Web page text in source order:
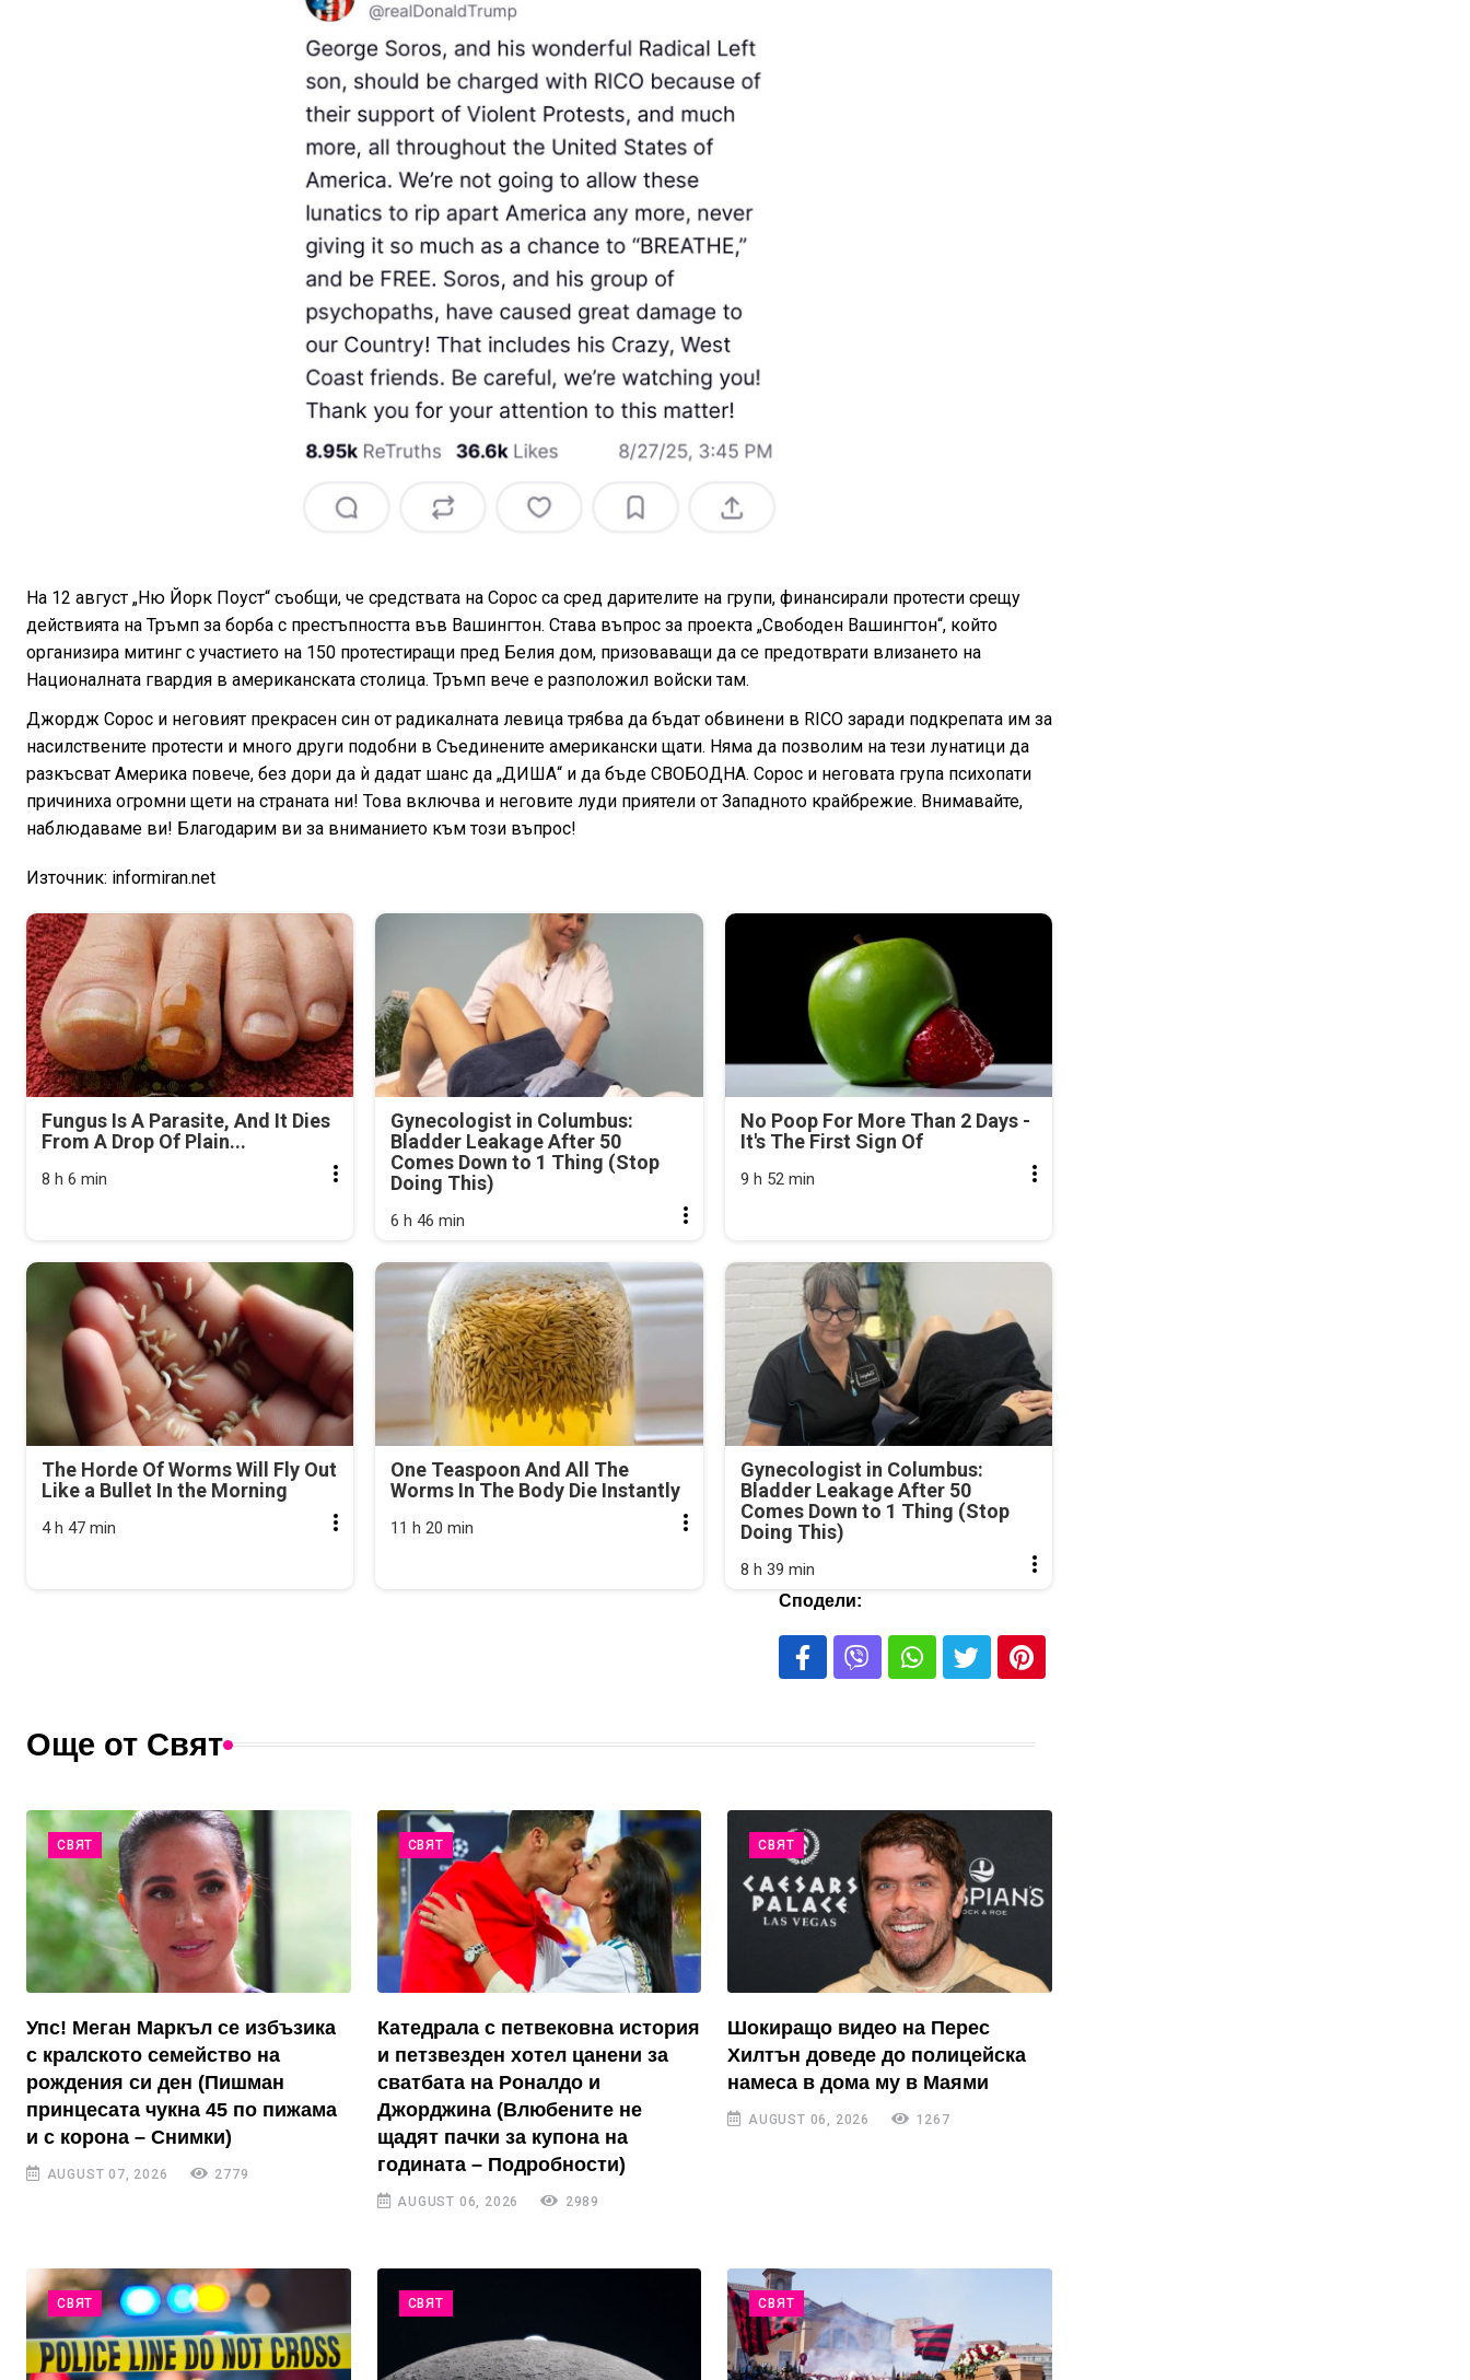
На 12 август „Ню Йорк Поуст“ съобщи, че средствата на Сорос са сред дарителите на групи, финансирали протести срещу
действията на Тръмп за борба с престъпността във Вашингтон. Става въпрос за проекта „Свободен Вашингтон“, който
организира митинг с участието на 150 протестиращи пред Белия дом, призоваващи да се предотврати влизането на
Националната гвардия в американската столица. Тръмп вече е разположил войски там.
Джордж Сорос и неговият прекрасен син от радикалната левица трябва да бъдат обвинени в RICO заради подкрепата им за
насилствените протести и много други подобни в Съединените американски щати. Няма да позволим на тези лунатици да
разкъсват Америка повече, без дори да ѝ дадат шанс да „ДИША“ и да бъде СВОБОДНА. Сорос и неговата група психопати
причиниха огромни щети на страната ни! Това включва и неговите луди приятели от Западното крайбрежие. Внимавайте,
наблюдаваме ви! Благодарим ви за вниманието към този въпрос!
Източник: informiran.net
Fungus Is A Parasite, And It Dies
From A Drop Of Plain...
8 h 6 min
Gynecologist in Columbus:
Bladder Leakage After 50
Comes Down to 1 Thing (Stop
Doing This)
6 h 46 min
No Poop For More Than 2 Days -
It's The First Sign Of
9 h 52 min
The Horde Of Worms Will Fly Out
Like a Bullet In the Morning
4 h 47 min
One Teaspoon And All The
Worms In The Body Die Instantly
11 h 20 min
Gynecologist in Columbus:
Bladder Leakage After 50
Comes Down to 1 Thing (Stop
Doing This)
8 h 39 min
Сподели:
Още от Свят
СВЯТ
Упс! Меган Маркъл се избъзика
с кралското семейство на
рождения си ден (Пишман
принцесата чукна 45 по пижама
и с корона – Снимки)
AUGUST 07, 2026 2779
СВЯТ
Катедрала с петвековна история
и петзвезден хотел цанени за
сватбата на Роналдо и
Джорджина (Влюбените не
щадят пачки за купона на
годината – Подробности)
AUGUST 06, 2026 2989
СВЯТ
Шокиращо видео на Перес
Хилтън доведе до полицейска
намеса в дома му в Маями
AUGUST 06, 2026 1267
СВЯТ СВЯТ СВЯТ